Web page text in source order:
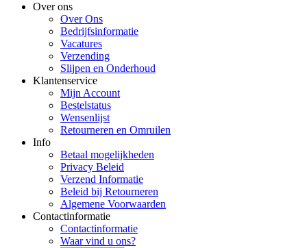
Over ons
Over Ons
Bedrijfsinformatie
Vacatures
Verzending
Slijpen en Onderhoud
Klantenservice
Mijn Account
Bestelstatus
Wensenlijst
Retourneren en Omruilen
Info
Betaal mogelijkheden
Privacy Beleid
Verzend Informatie
Beleid bij Retourneren
Algemene Voorwaarden
Contactinformatie
Contactinformatie
Waar vind u ons?